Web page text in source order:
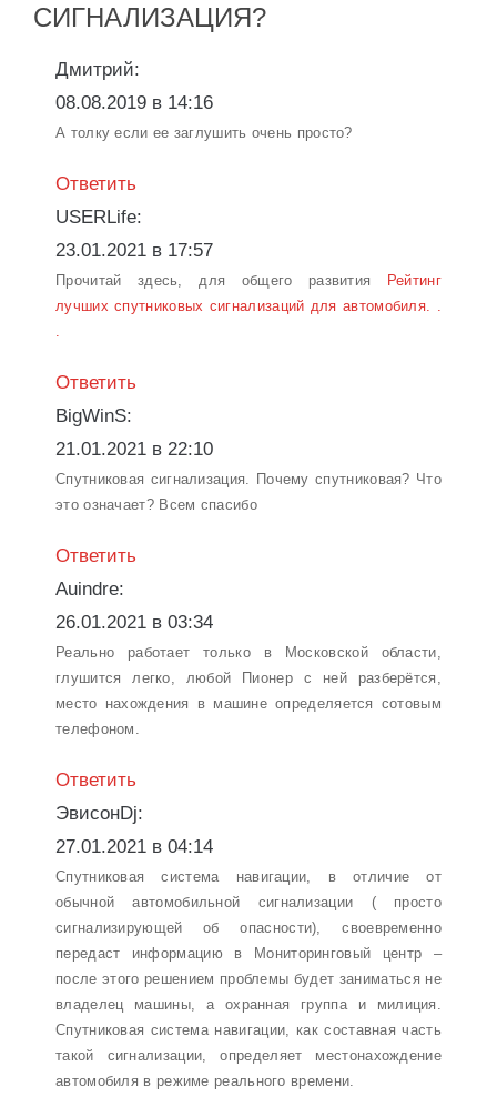
СИГНАЛИЗАЦИЯ?
Дмитрий:
08.08.2019 в 14:16
А толку если ее заглушить очень просто?
Ответить
USERLife:
23.01.2021 в 17:57
Прочитай здесь, для общего развития
Рейтинг
лучших спутниковых сигнализаций для автомобиля. .
.
Ответить
BigWinS:
21.01.2021 в 22:10
Спутниковая сигнализация. Почему спутниковая? Что
это означает? Всем спасибо
Ответить
Auindre:
26.01.2021 в 03:34
Реально работает только в Московской области,
глушится легко, любой Пионер с ней разберётся,
место нахождения в машине определяется сотовым
телефоном.
Ответить
ЭвисонDj:
27.01.2021 в 04:14
Спутниковая система навигации, в отличие от
обычной автомобильной сигнализации ( просто
сигнализирующей об опасности), своевременно
передаст информацию в Мониторинговый центр –
после этого решением проблемы будет заниматься не
владелец машины, а охранная группа и милиция.
Спутниковая система навигации, как составная часть
такой сигнализации, определяет местонахождение
автомобиля в режиме реального времени.